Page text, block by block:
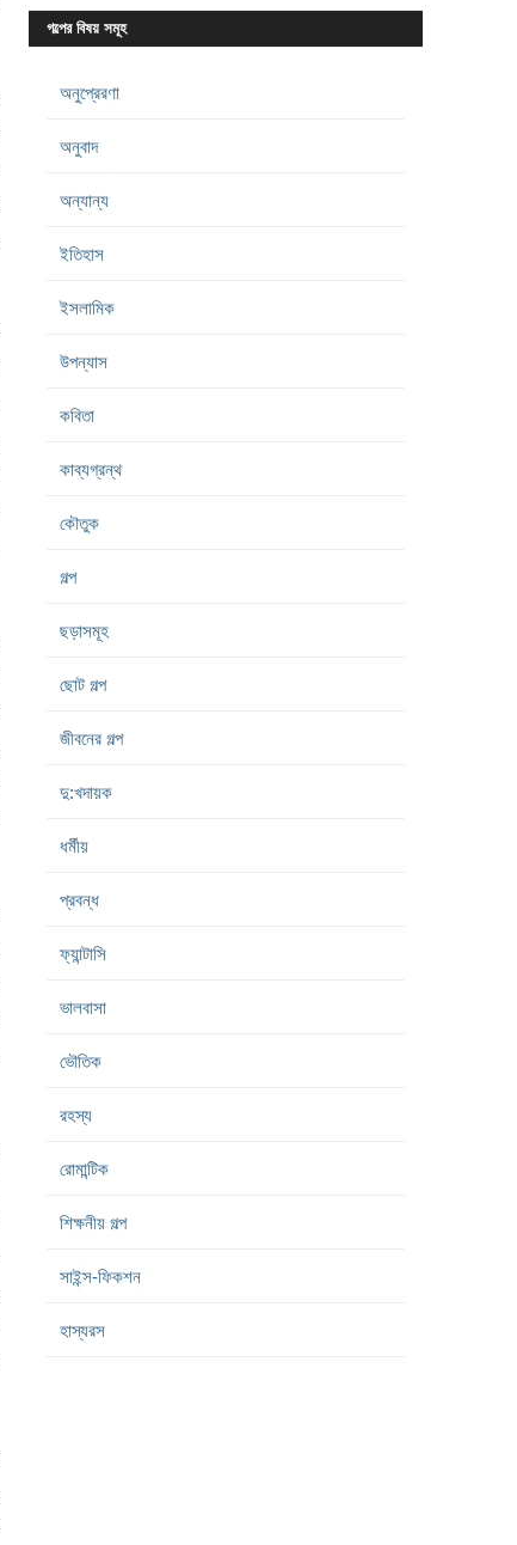
গল্পের বিষয় সমূহ
অনুপ্রেরণা
অনুবাদ
অন্যান্য
ইতিহাস
ইসলামিক
উপন্যাস
কবিতা
কাব্যগ্রন্থ
কৌতুক
গল্প
ছড়াসমূহ
ছোট গল্প
জীবনের গল্প
দু:খদায়ক
ধর্মীয়
প্রবন্ধ
ফ্যান্টাসি
ভালবাসা
ভৌতিক
রহস্য
রোমান্টিক
শিক্ষনীয় গল্প
সাইন্স-ফিকশন
হাস্যরস